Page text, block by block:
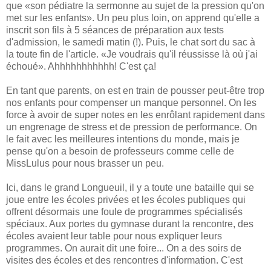
que «son pédiatre la sermonne au sujet de la pression qu'on
met sur les enfants». Un peu plus loin, on apprend qu'elle a
inscrit son fils à 5 séances de préparation aux tests
d'admission, le samedi matin (!). Puis, le chat sort du sac à
la toute fin de l'article. «Je voudrais qu'il réussisse là où j'ai
échoué». Ahhhhhhhhhhh! C'est ça!
En tant que parents, on est en train de pousser peut-être trop
nos enfants pour compenser un manque personnel. On les
force à avoir de super notes en les enrôlant rapidement dans
un engrenage de stress et de pression de performance. On
le fait avec les meilleures intentions du monde, mais je
pense qu'on a besoin de professeurs comme celle de
MissLulus pour nous brasser un peu.
Ici, dans le grand Longueuil, il y a toute une bataille qui se
joue entre les écoles privées et les écoles publiques qui
offrent désormais une foule de programmes spécialisés
spéciaux. Aux portes du gymnase durant la rencontre, des
écoles avaient leur table pour nous expliquer leurs
programmes. On aurait dit une foire... On a des soirs de
visites des écoles et des rencontres d'information. C'est